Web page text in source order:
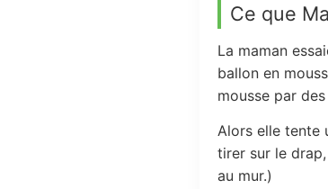
Ce que
La maman
ballon en
mousse par
Alors elle tente
tirer sur le
au mur.)